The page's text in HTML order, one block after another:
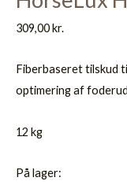
309,00kr.
Fiberbaseret tilskud
optimering af
12 kg
På lager: